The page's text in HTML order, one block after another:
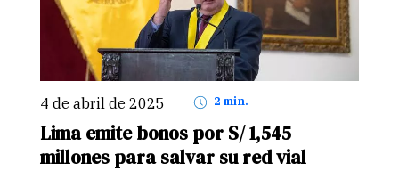
4 de abril de 2025 2 min.
Lima emite bonos por S/ 1,545
millones para salvar su red vial